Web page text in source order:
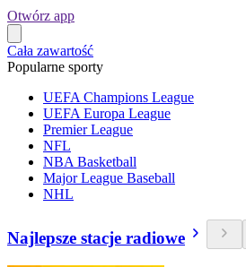
Otwórz app
Cała zawartość
Popularne sporty
UEFA Champions League
UEFA Europa League
Premier League
NFL
NBA Basketball
Major League Baseball
NHL
Najlepsze stacje radiowe